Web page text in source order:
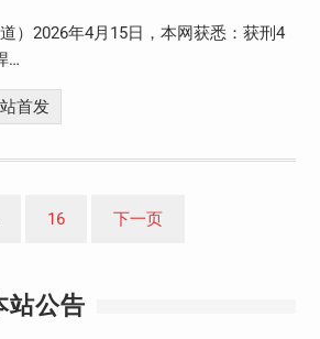
）2026年4月15日，本网获悉：获刑4
…
首发
16 下一页
站公告